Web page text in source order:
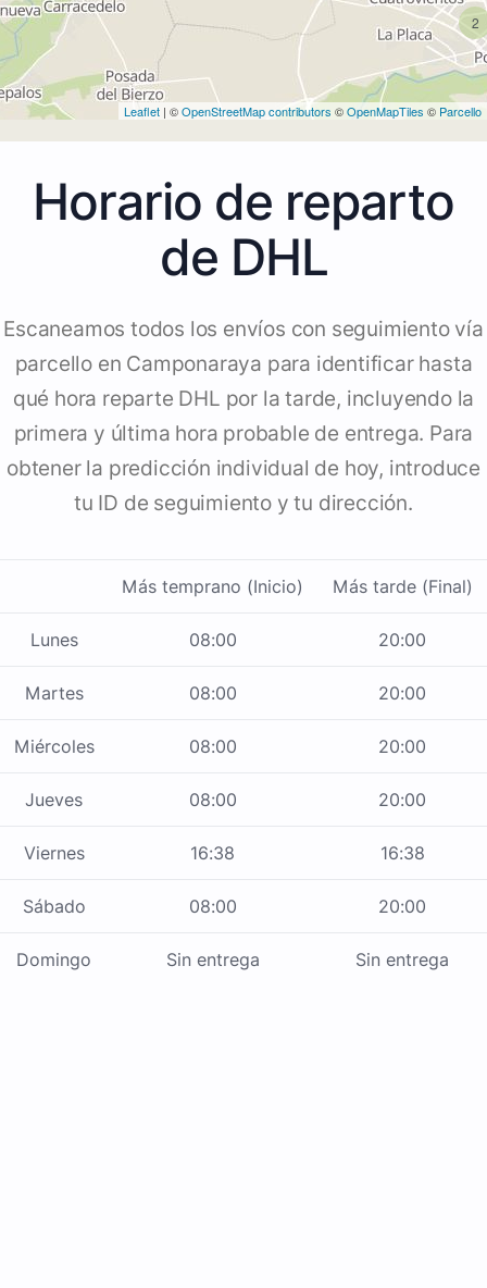
2
Leaflet | ©OpenStreetMap contributors ©OpenMapTiles © Parcello
Horario de reparto
de DHL
Escaneamos todos los envíos con seguimiento vía
parcello en Camponaraya para identificar hasta
qué hora reparte DHL por la tarde, incluyendo la
primera y última hora probable de entrega. Para
obtener la predicción individual de hoy, introduce
tu ID de seguimiento y tu dirección.
Más temprano (Inicio) Más tarde (Final)
Lunes 08:00 20:00
Martes 08:00 20:00
Miércoles 08:00 20:00
Jueves 08:00 20:00
Viernes 16:38 16:38
Sábado 08:00 20:00
Domingo Sin entrega Sin entrega